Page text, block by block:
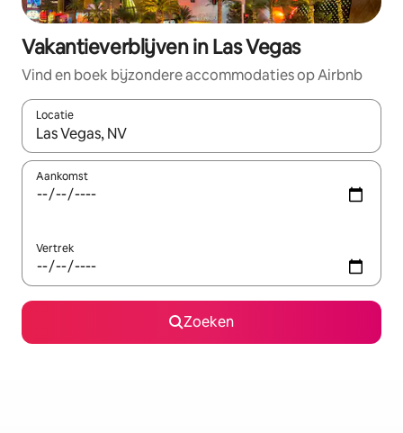
Vakantieverblijven in Las Vegas
Vind en boek bijzondere accommodaties op Airbnb
Locatie
Wanneer er resultaten beschikbaar zijn, maak je een keuze
Aankomst
Vertrek
Zoeken